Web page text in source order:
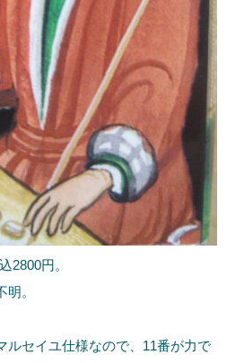
2800円。
。
ルセイユ仕様なので、11番が力で